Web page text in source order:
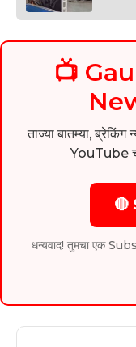
📺
ताज्या बातम्या,
YouTube
🔴
धन्यवाद! तुमचा एक